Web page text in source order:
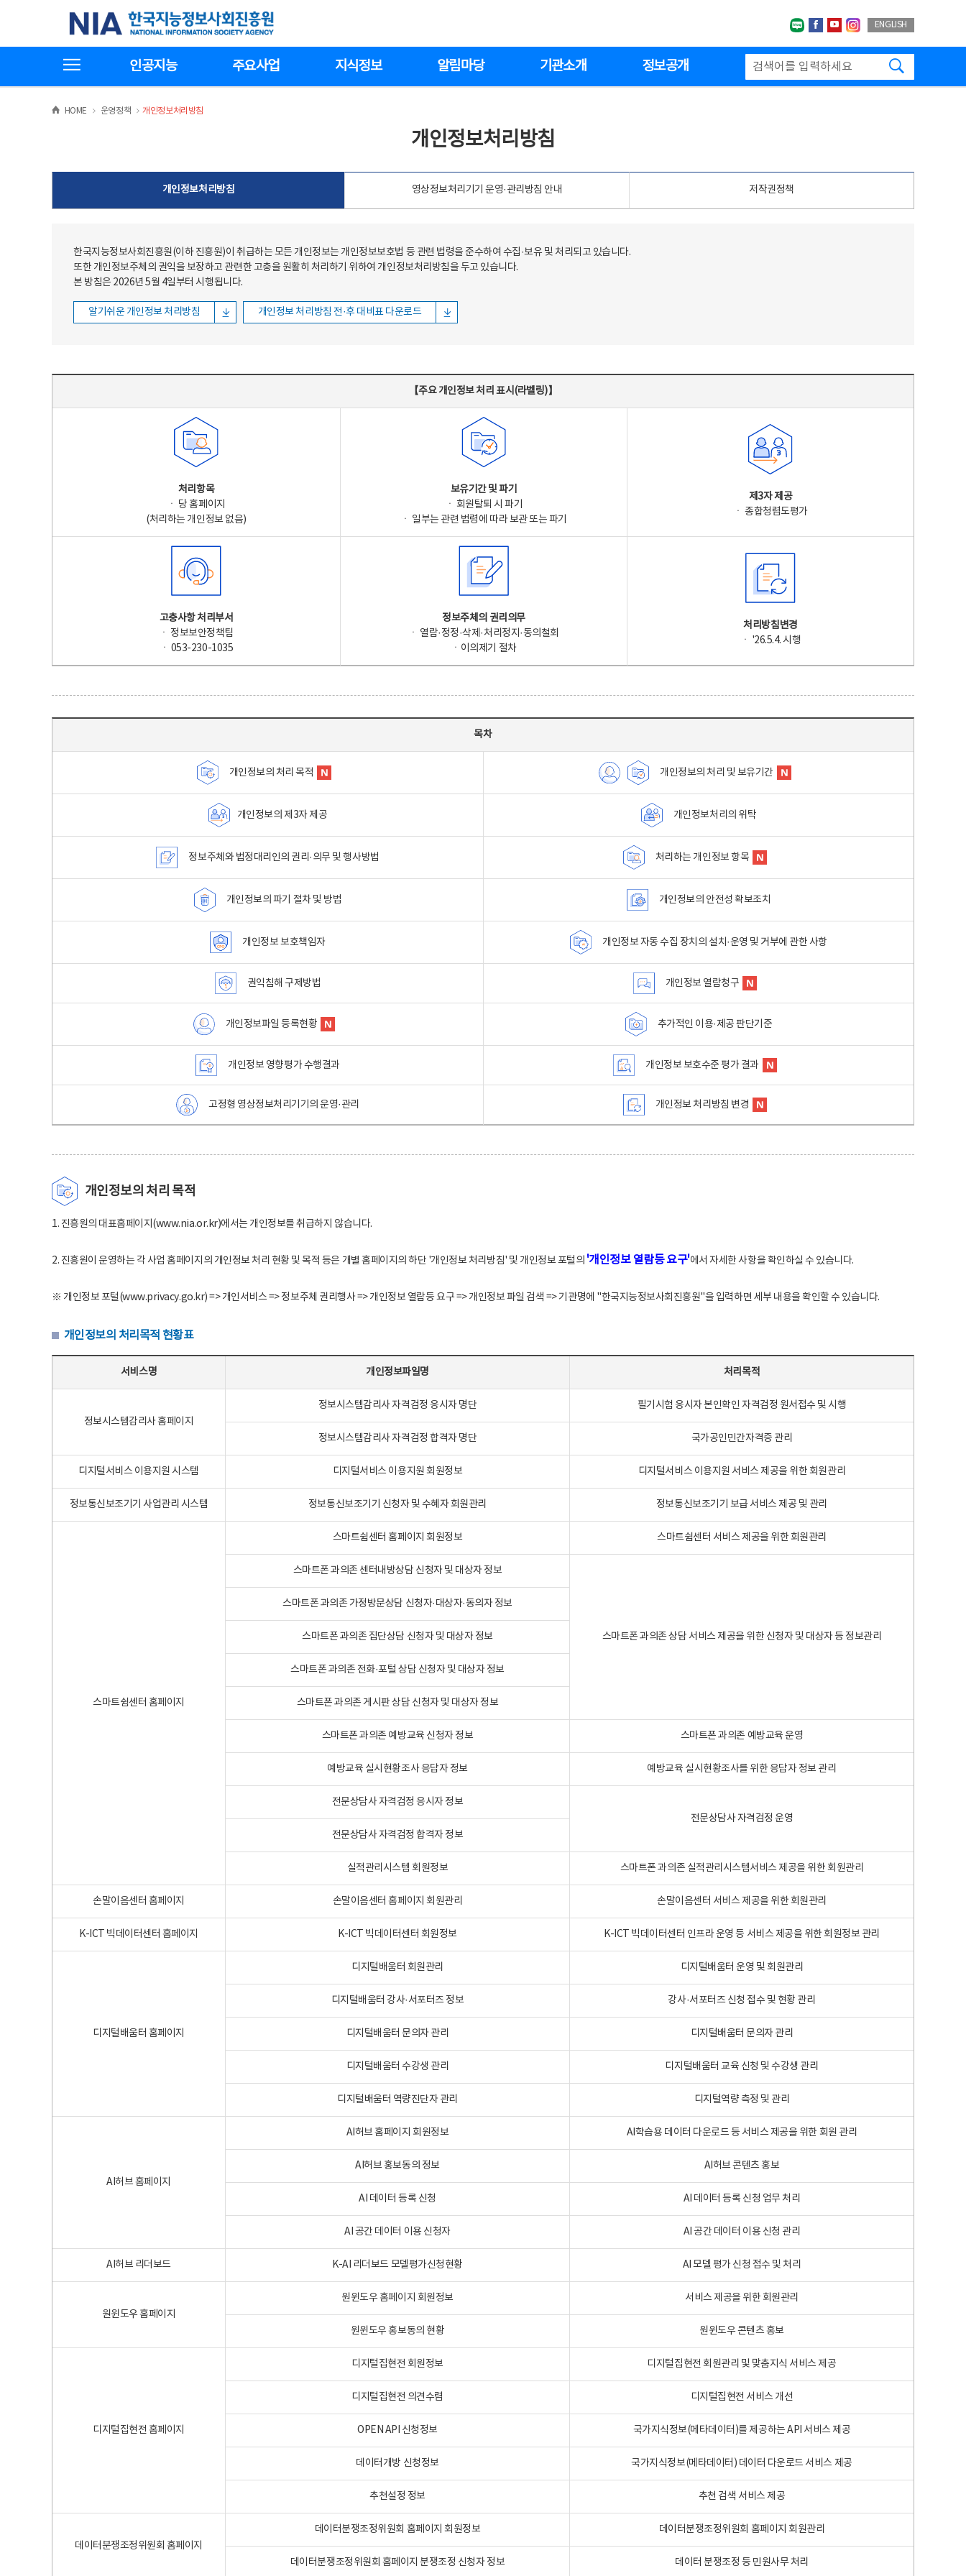
한국지능정보사회진흥원
네이버블로그
페이스북
유투브인스타그랩
ENGLISH
인공지능 주요사업 지식정보 알림마당 기관소개 정보공개
HOME >운영정책 >
개인정보처리방침
개인정보처리방침
개인정보처리방침 영상정보처리기기 운영·관리방침 안내 저작권정책
한국지능정보사회진흥원(이하 진흥원)이 취급하는 모든 개인정보는 개인정보보호법 등 관련 법령을 준수하여 수집·보유 및 처리되고 있습니다.
또한 개인정보주체의 권익을 보장하고 관련한 고충을 원활히 처리하기 위하여 개인정보처리방침을 두고 있습니다.
본 방침은 2026년 5월 4일부터 시행됩니다.
알기쉬운 개인정보 처리방침 개인정보 처리방침 전·후 대비표 다운로드
【주요 개인정보 처리 표시(라벨링)】
처리항목
ㆍ 당 홈페이지
(처리하는 개인정보 없음)
보유기간 및 파기
ㆍ 회원탈퇴 시 파기
ㆍ 일부는 관련 법령에 따라 보관 또는 파기
제3자 제공
ㆍ 종합청렴도평가
고충사항 처리부서
ㆍ 정보보안정책팀
ㆍ 053-230-1035
정보주체의 권리의무
ㆍ 열람·정정·삭제·처리정지·동의철회
ㆍ이의제기 절차
처리방침변경
ㆍ '26.5.4. 시행
목차
개인정보의 처리 목적 개인정보의 처리 및 보유기간
개인정보의 제3자 제공 개인정보처리의 위탁
정보주체와 법정대리인의 권리·의무 및 행사방법 처리하는 개인정보 항목
개인정보의 파기 절차 및 방법 개인정보의 안전성 확보조치
개인정보 보호책임자 개인정보 자동 수집 장치의 설치·운영 및 거부에 관한 사항
권익침해 구제방법 개인정보 열람청구
개인정보파일 등록현황 추가적인 이용·제공 판단기준
개인정보 영향평가 수행결과 개인정보 보호수준 평가 결과
고정형 영상정보처리기기의 운영·관리 개인정보 처리방침 변경
개인정보의 처리 목적
1. 진흥원의 대표홈페이지(www.nia.or.kr)에서는 개인정보를 취급하지 않습니다.
2. 진흥원이 운영하는 각 사업 홈페이지의 개인정보 처리 현황 및 목적 등은 개별 홈페이지의 하단 '개인정보 처리방침' 및 개인정보 포털의 '개인정보 열람등 요구'에서 자세한 사항을 확인하실 수 있습니다.
※ 개인정보 포털(www.privacy.go.kr) => 개인서비스 => 정보주체 권리행사 => 개인정보 열람등 요구 => 개인정보 파일 검색 => 기관명에 "한국지능정보사회진흥원"을 입력하면 세부 내용을 확인할 수 있습니다.
개인정보의 처리목적 현황표
서비스명 개인정보파일명 처리목적
정보시스템감리사 홈페이지
정보시스템감리사 자격검정 응시자 명단 필기시험 응시자 본인확인 자격검정 원서접수 및 시행
정보시스템감리사 자격검정 합격자 명단 국가공인민간자격증 관리
디지털서비스 이용지원 시스템 디지털서비스 이용지원 회원정보 디지털서비스 이용지원 서비스 제공을 위한 회원관리
정보통신보조기기 사업관리 시스템 정보통신보조기기 신청자 및 수혜자 회원관리 정보통신보조기기 보급 서비스 제공 및 관리
스마트쉼센터 홈페이지
스마트쉼센터 홈페이지 회원정보 스마트쉼센터 서비스 제공을 위한 회원관리
스마트폰 과의존 센터내방상담 신청자 및 대상자 정보
스마트폰 과의존 상담 서비스 제공을 위한 신청자 및 대상자 등 정보관리
스마트폰 과의존 가정방문상담 신청자·대상자·동의자 정보
스마트폰 과의존 집단상담 신청자 및 대상자 정보
스마트폰 과의존 전화·포털 상담 신청자 및 대상자 정보
스마트폰 과의존 게시판 상담 신청자 및 대상자 정보
스마트폰 과의존 예방교육 신청자 정보 스마트폰 과의존 예방교육 운영
예방교육 실시현황조사 응답자 정보 예방교육 실시현황조사를 위한 응답자 정보 관리
전문상담사 자격검정 응시자 정보
전문상담사 자격검정 운영
전문상담사 자격검정 합격자 정보
실적관리시스템 회원정보 스마트폰 과의존 실적관리시스템서비스 제공을 위한 회원관리
손말이음센터 홈페이지 손말이음센터 홈페이지 회원관리 손말이음센터 서비스 제공을 위한 회원관리
K-ICT 빅데이터센터 홈페이지 K-ICT 빅데이터센터 회원정보 K-ICT 빅데이터센터 인프라 운영 등 서비스 제공을 위한 회원정보 관리
디지털배움터 홈페이지
디지털배움터 회원관리 디지털배움터 운영 및 회원관리
디지털배움터 강사·서포터즈 정보 강사·서포터즈 신청 접수 및 현황 관리
디지털배움터 문의자 관리 디지털배움터 문의자 관리
디지털배움터 수강생 관리 디지털배움터 교육 신청 및 수강생 관리
디지털배움터 역량진단자 관리 디지털역량 측정 및 관리
AI허브 홈페이지
AI허브 홈페이지 회원정보 AI학습용 데이터 다운로드 등 서비스 제공을 위한 회원 관리
AI허브 홍보동의 정보 AI허브 콘텐츠 홍보
AI 데이터 등록 신청 AI 데이터 등록 신청 업무 처리
AI 공간 데이터 이용 신청자 AI 공간 데이터 이용 신청 관리
AI허브 리더보드 K-AI 리더보드 모델평가신청현황 AI 모델 평가 신청 접수 및 처리
원윈도우 홈페이지
원윈도우 홈페이지 회원정보 서비스 제공을 위한 회원관리
원윈도우 홍보동의 현황 원윈도우 콘텐츠 홍보
디지털집현전 홈페이지
디지털집현전 회원정보 디지털집현전 회원관리 및 맞춤지식 서비스 제공
디지털집현전 의견수렴 디지털집현전 서비스 개선
OPEN API 신청정보 국가지식정보(메타데이터)를 제공하는 API 서비스 제공
데이터개방 신청정보 국가지식정보(메타데이터) 데이터 다운로드 서비스 제공
추천설정 정보 추천 검색 서비스 제공
데이터분쟁조정위원회 홈페이지
데이터분쟁조정위원회 홈페이지 회원정보 데이터분쟁조정위원회 홈페이지 회원관리
데이터분쟁조정위원회 홈페이지 분쟁조정 신청자 정보 데이터 분쟁조정 등 민원사무 처리